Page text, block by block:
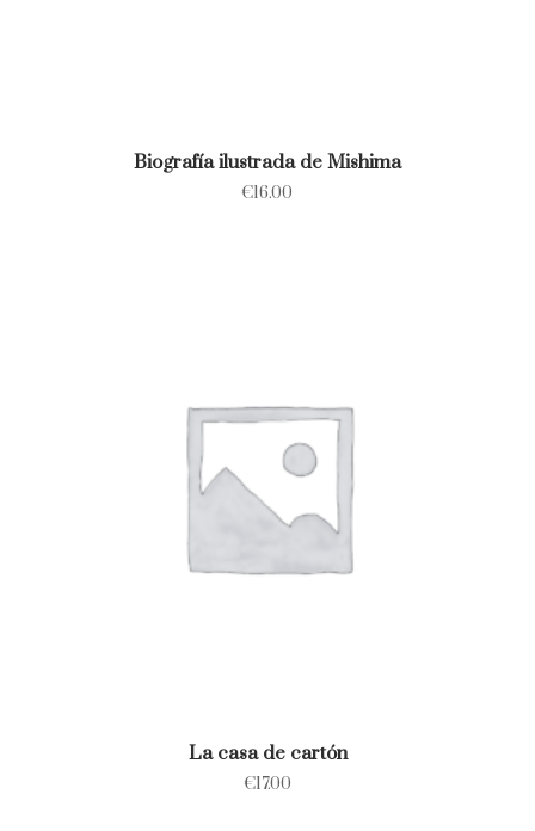
Biografía ilustrada de Mishima
€16.00
La casa de cartón
€17.00